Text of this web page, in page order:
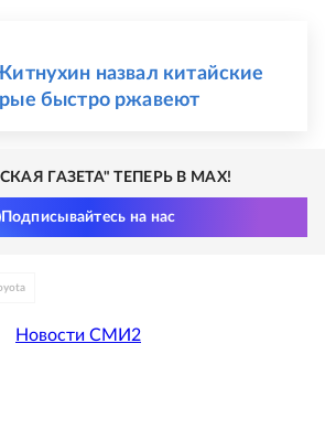
назвал китайские
быстро ржавеют
ГАЗЕТА" ТЕПЕРЬ В MAX!
Подписывайтесь на нас
Новости СМИ2